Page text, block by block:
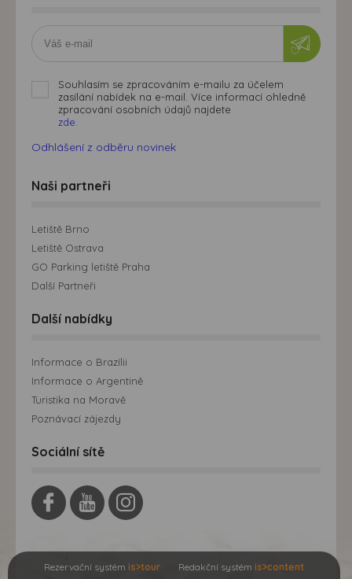
Souhlasím se zpracováním e-mailu za účelem
zasílání nabídek na e-mail. Více informací ohledně
zpracování osobních údajů najdete
zde.
Odhlášení z odběru novinek
Naši partneři
Letiště Brno
Letiště Ostrava
GO Parking letiště Praha
Další Partneři
Další nabídky
Informace o Brazílii
Informace o Argentině
Turistika na Moravě
Poznávací zájezdy
Sociální sítě
Rezervační systém is>tour Redakční systém is>content